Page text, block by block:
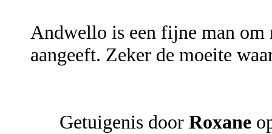
Andwello is een fijne man om
aangeeft. Zeker de moeite
Getuigenis door Roxane